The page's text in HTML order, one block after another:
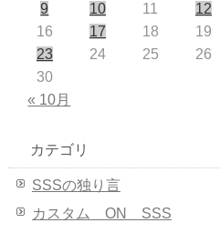
9
10 11 12
16
17 18 19
23
24 25 26
30
« 10月
カテゴリ
SSSの独り言
カスタム ON SSS